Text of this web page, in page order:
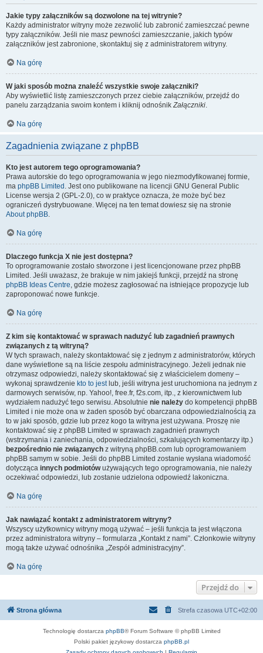
Jakie typy załączników są dozwolone na tej witrynie?
Każdy administrator witryny może zezwolić lub zabronić zamieszczać pewne
typy załączników. Jeśli nie masz pewności zamieszczanie, jakich typów
załączników jest zabronione, skontaktuj się z administratorem witryny.
Na górę
W jaki sposób można znaleźć wszystkie swoje załączniki?
Aby wyświetlić listę zamieszczonych przez ciebie załączników, przejdź do
panelu zarządzania swoim kontem i kliknij odnośnikZałączniki.
Na górę
Zagadnienia związane z phpBB
Kto jest autorem tego oprogramowania?
Prawa autorskie do tego oprogramowania w jego niezmodyfikowanej formie,
ma phpBB Limited . Jest ono publikowane na licencji GNU General Public
License wersja 2 (GPL-2.0), co w praktyce oznacza, że może być bez
ograniczeń dystrybuowane. Więcej na ten temat dowiesz się na stronie
About phpBB.
Na górę
Dlaczego funkcja X nie jest dostępna?
To oprogramowanie zostało stworzone i jest licencjonowane przez phpBB
Limited. Jeśli uważasz, że brakuje w nim jakiejś funkcji, przejdź na stronę
phpBB Ideas Centre, gdzie możesz zagłosować na istniejące propozycje lub
zaproponować nowe funkcje.
Na górę
Z kim się kontaktować w sprawach nadużyć lub zagadnień prawnych
związanych z tą witryną?
W tych sprawach, należy skontaktować się z jednym z administratorów, których
dane wyświetlone są na liście zespołu administracyjnego. Jeżeli jednak nie
otrzymasz odpowiedzi, należy skontaktować się z właścicielem domeny –
wykonaj sprawdzenie kto to jestlub, jeśli witryna jest uruchomiona na jednym z
darmowych serwisów, np. Yahoo!, free.fr, f2s.com, itp., z kierownictwem lub
wydziałem nadużyć tego serwisu. Absolutnie nie należy do kompetencji phpBB
Limited i nie może ona w żaden sposób być obarczana odpowiedzialnością za
to w jaki sposób, gdzie lub przez kogo ta witryna jest używana. Proszę nie
kontaktować się z phpBB Limited w sprawach zagadnień prawnych
(wstrzymania i zaniechania, odpowiedzialności, szkalujących komentarzy itp.)
bezpośrednio nie związanych z witryną phpBB.com lub oprogramowaniem
phpBB samym w sobie. Jeśli do phpBB Limited zostanie wysłana wiadomość
dotycząca innych podmiotówużywających tego oprogramowania, nie należy
oczekiwać odpowiedzi, lub zostanie udzielona odpowiedź lakoniczna.
Na górę
Jak nawiązać kontakt z administratorem witryny?
Wszyscy użytkownicy witryny mogą używać – jeśli funkcja ta jest włączona
przez administratora witryny – formularza „Kontakt z nami”. Członkowie witryny
mogą także używać odnośnika „Zespół administracyjny”.
Na górę
Przejdź do
Strona główna Strefa czasowa UTC+02:00
Technologię dostarcza phpBB® Forum Software © phpBB Limited
Polski pakiet językowy dostarcza phpBB.pl